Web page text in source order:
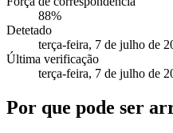
88%
Detetado
terça-feira, 7 de julho de
Última verificação
terça-feira, 7 de julho de
Por que pode ser